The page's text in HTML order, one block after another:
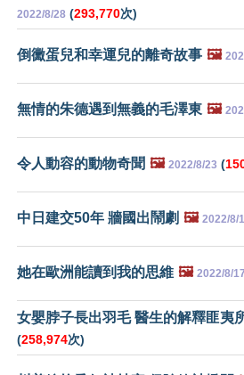
2022/8/28 (293,770次)
倒黴蛋兒和幸運兒的離奇故事 🖼️
無情的朱德遇到無義的毛澤東 🖼️
令人動容的動物奇聞 🖼️ 2022/8/23 (
中日建交50年 牆國出鬧劇 🖼️ 2022/8/
她在歐洲能讀到我的思維 🖼️ 2022/8/17
女嬰脖子長出羽毛 醫生的解釋匪夷
(258,974次)